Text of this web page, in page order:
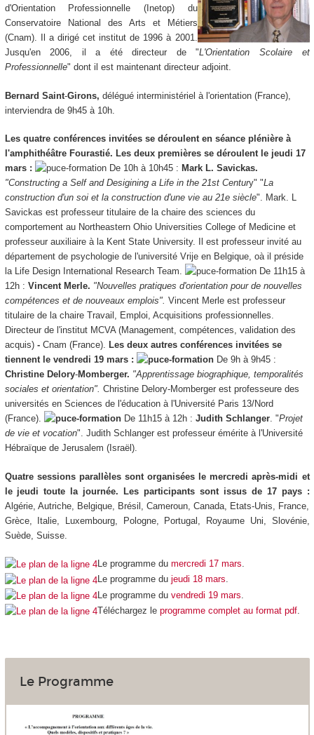
d'Orientation Professionnelle (Inetop) du
Conservatoire National des Arts et Métiers
(Cnam). Il a dirigé cet institut de 1996 à 2001.
Jusqu'en 2006, il a été directeur de "L'Orientation Scolaire et
Professionnelle" dont il est maintenant directeur adjoint.
Bernard Saint-Girons, délégué interministériel à l'orientation (France),
interviendra de 9h45 à 10h.
Les quatre conférences invitées se déroulent en séance plénière à
l'amphithéâtre Fourastié. Les deux premières se déroulent le jeudi 17
mars :
De 10h à 10h45 : Mark L. Savickas.
"Constructing a Self and Desigining a Life in the 21st Century" "La
construction d'un soi et la construction d'une vie au 21e siècle". Mark. L
Savickas est professeur titulaire de la chaire des sciences du
comportement au Northeastern Ohio Universities College of Medicine et
professeur auxiliaire à la Kent State University. Il est professeur invité au
département de psychologie de l'université Vrije en Belgique, oà il préside
la Life Design International Research Team.
De 11h15 à
12h : Vincent Merle. "Nouvelles pratiques d'orientation pour de nouvelles
compétences et de nouveaux emplois". Vincent Merle est professeur
titulaire de la chaire Travail, Emploi, Acquisitions professionnelles.
Directeur de l'institut MCVA (Management, compétences, validation des
acquis) -Cnam (France). Les deux autres conférences invitées se
tiennent le vendredi 19 mars :
De 9h à 9h45 :
Christine Delory-Momberger. "Apprentissage biographique, temporalités
sociales et orientation". Christine Delory-Momberger est professeure des
universités en Sciences de l'éducation à l'Université Paris 13/Nord
(France).
De 11h15 à 12h : Judith Schlanger. "Projet
de vie et vocation". Judith Schlanger est professeur émérite à l'Université
Hébraïque de Jerusalem (Israël).
Quatre sessions parallèles sont organisées le mercredi après-midi et
le jeudi toute la journée.
Les participants sont issus de 17 pays :
Algérie, Autriche, Belgique, Brésil, Cameroun, Canada, Etats-Unis, France,
Grèce, Italie, Luxembourg, Pologne, Portugal, Royaume Uni, Slovénie,
Suède, Suisse.
Le programme du mercredi 17 mars.
Le programme du jeudi 18 mars.
Le programme du vendredi 19 mars
Téléchargez le programme complet au format pdf.
Le Programme